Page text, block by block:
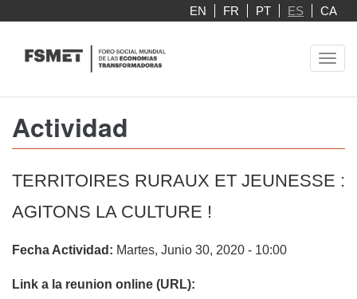
contenido
EN FR PT ES CA
Actividad
TERRITOIRES RURAUX ET JEUNESSE :
AGITONS LA CULTURE !
Fecha Actividad: Martes, Junio 30, 2020 - 10:00
Link a la reunion online (URL):